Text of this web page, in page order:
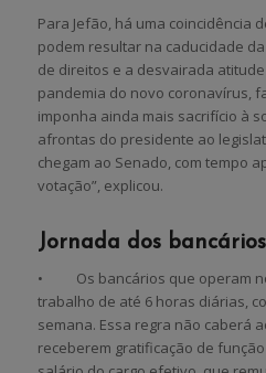
Para Jefão, há uma coincidência
podem resultar na caducidade
de direitos e a desvairada
pandemia do novo coronavírus,
imponha ainda mais sacrifício à
afrontas do presidente ao
chegam ao Senado, com tempo
votação”, explicou.
Jornada dos bancários
• Os bancários que operam
trabalho de até 6 horas diárias,
semana. Essa regra não caberá
receberem gratificação de